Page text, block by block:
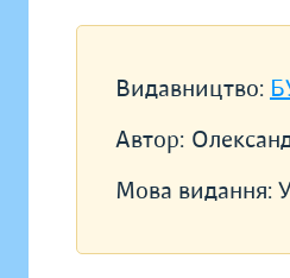
Видавництво:
Автор:
Мова видання: